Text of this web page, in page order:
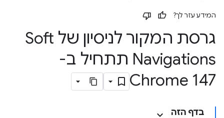
המידע עזר לך?
גרסת המקור לניסיון של Soft
Navigations תתחיל ב-
Chrome 147
בדף הזה